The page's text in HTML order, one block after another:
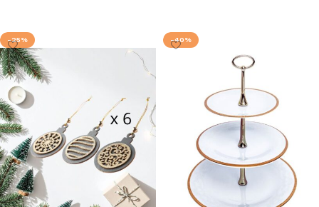
-25% -40%